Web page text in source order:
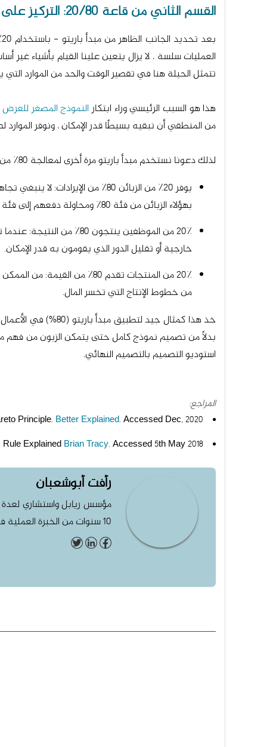
القسم الثاني من قاعة 20/80: التركيز على تقليل الموارد التي يتم صرفها على 80%:
تتمثل الحيلة هنا في تقصير الوقت والحد من الموارد التي يتم إنفاقها على هذه الأنشطة بنسبة 80٪
هذا هو السبب الرئيسي وراء ابتكارالنموذج المصغر للعرض MVP
من المنطقي أن نبقيه بسيطًا قدر الإمكان ، ونوفر الموارد
لذلك دعونا نستخدم مبدأ باريتو مرة أخرى لمعالجة 80٪ من القائمة التي ذكرناها من قبل على النحو التالي:
بهؤلاء الزبائن من فئة 80٪ ومحاولة دفعهم إلى فئة 20٪.
خارجية أو تقليل الدور الذي يقومون به قدر الإمكان.
من خطوط الإنتاج التي تخسر المال.
خذ هذا كمثال جيد
بدلاً من تصميم نموذج كامل حتى يتمكن الزبون من فهم
استوديو التصميم بالتصميم النهائي.
المراجع:
Principle. Better Explained. Accessed Dec, 2020.
Rule ExplainedBrian Tracy. Accessed 5th May 2018.
رأفت أبوشعبان
مؤسس ريابل واستشاري لعدة
10 سنوات من الخبرة العملية في المنطقة العربية وأوروبا واميركا وكوريا الجنوبية